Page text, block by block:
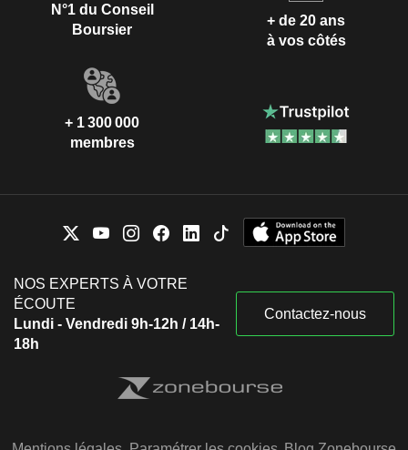
N°1 du Conseil
Boursier
+ de 20 ans
à vos côtés
+ 1 300 000
membres
NOS EXPERTS À VOTRE
ÉCOUTE
Lundi - Vendredi 9h-12h / 14h-
18h
Contactez-nous